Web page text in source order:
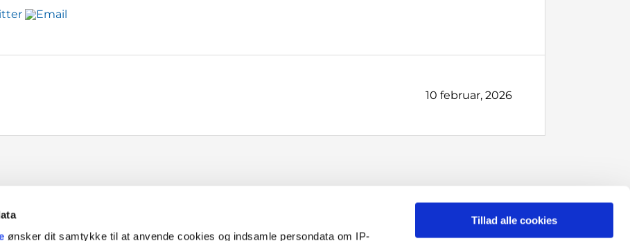
ønsker dit samtykke til at anvende cookies og indsamle persondata om IP-
Tillad alle cookies
10 februar, 2026